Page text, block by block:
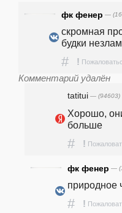
фк фенер —
скромная
будки
# !
Комментарий удалён
tatitui — (94603)
Хорошо,
больше
# !
фк фенер —
природное
# !